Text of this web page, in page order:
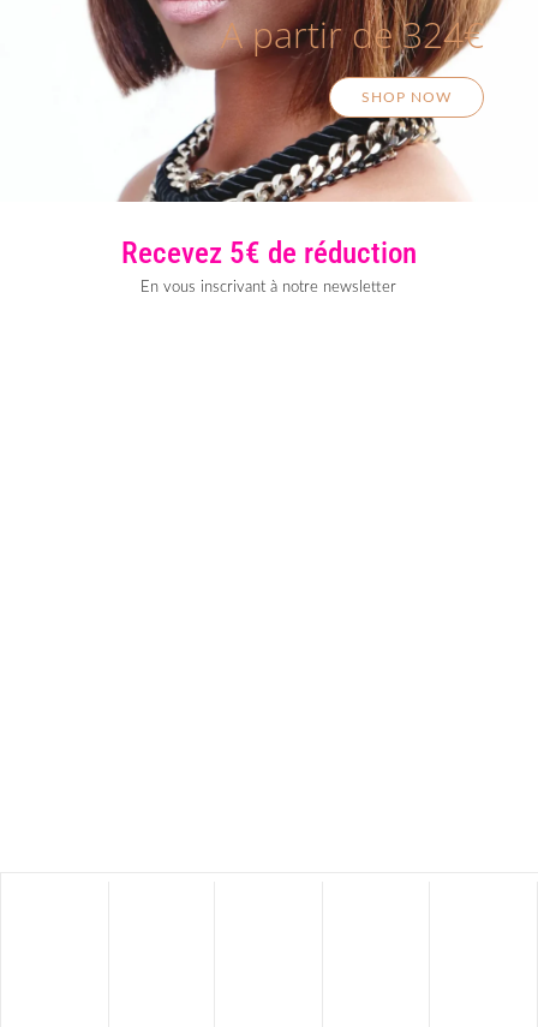
A partir de 324€
SHOP NOW
Recevez 5€ de réduction
En vous inscrivant à notre newsletter